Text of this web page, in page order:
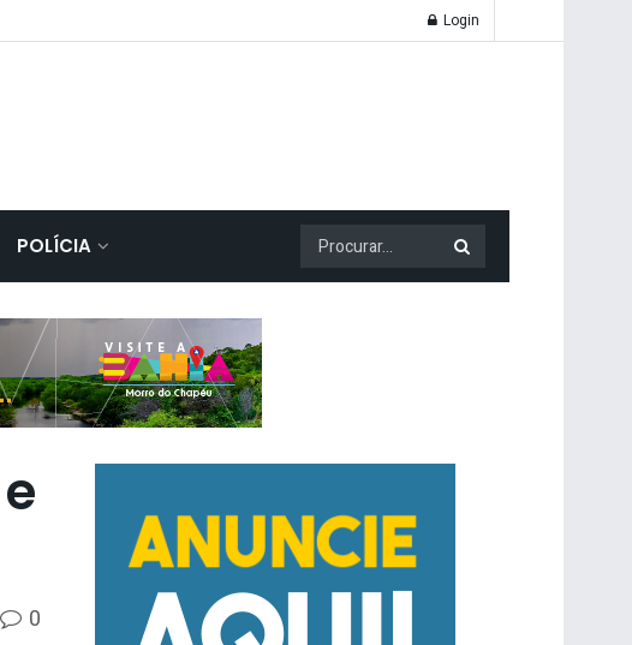
Login
POLÍCIA
0